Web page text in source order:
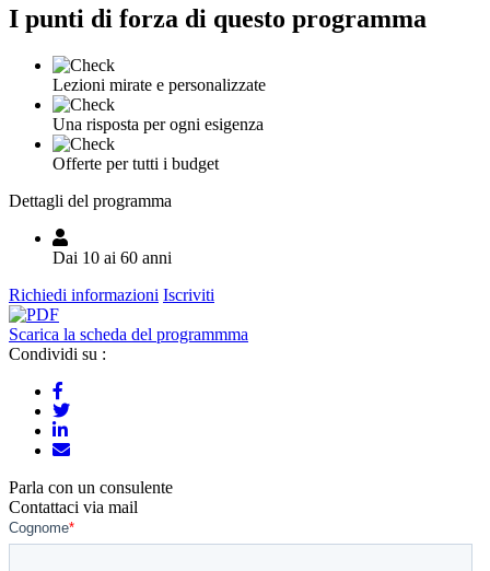
I punti di forza di questo programma
Lezioni mirate e personalizzate
Una risposta per ogni esigenza
Offerte per tutti i budget
Dettagli del programma
Dai 10 ai 60 anni
Richiedi informazioni Iscriviti
Scarica la scheda del programmma
Condividi su :
Parla con un consulente
Contattaci via mail